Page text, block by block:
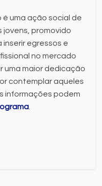
é uma ação social de
promovido
egressos e
no mercado
uma maior dedicação
contemplar aqueles
informações podem